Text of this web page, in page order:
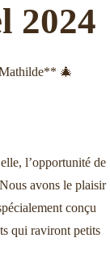
2024
🎄
l’opportunité de
avons le plaisir
conçu
qui raviront petits